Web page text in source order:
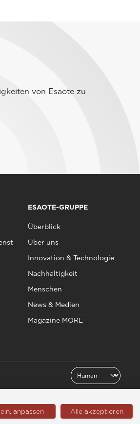
von Esaote zu
ESAOTE-GRUPPE
Überblick
Über uns
Innovation & Technologie
Nachhaltigkeit
Menschen
News & Medien
Magazine MORE
Deutschland (Deutsch)
anpassen Alle akzeptieren